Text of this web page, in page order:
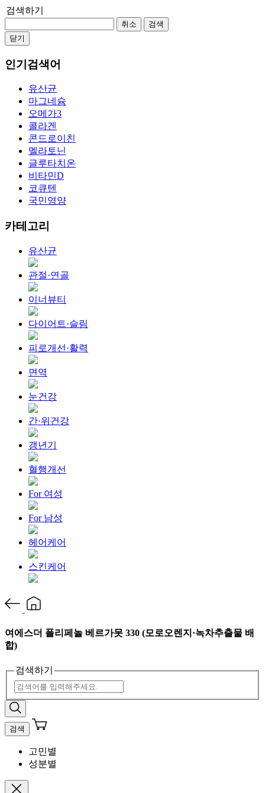
검색하기
취소
검색
닫기
인기검색어
유산균
마그네슘
오메가3
콜라겐
콘드로이친
멜라토닌
글루타치온
비타민D
코큐텐
국민영양
카테고리
유산균
관절·연골
이너뷰티
다이어트·슬림
피로개선·활력
면역
눈건강
간·위건강
갱년기
혈행개선
For 여성
For 남성
헤어케어
스킨케어
여에스더 폴리페놀 베르가못 330 (모로오렌지·녹차추출물 배
합)
검색하기
검색
고민별
성분별